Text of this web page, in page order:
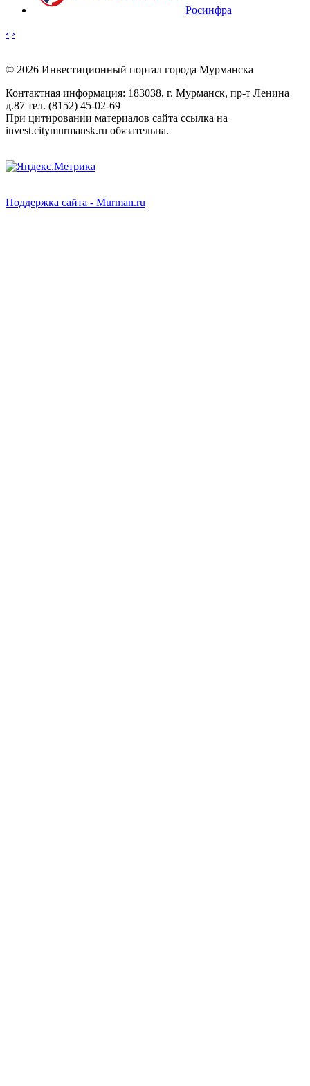
Росинфра
‹ ›
© 2026 Инвестиционный портал города Мурманска
Контактная информация: 183038, г. Мурманск, пр-т Ленина
д.87 тел. (8152) 45-02-69
При цитировании материалов сайта ссылка на
invest.citymurmansk.ru обязательна.
Поддержка сайта - Murman.ru